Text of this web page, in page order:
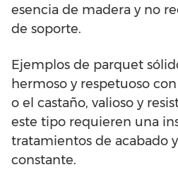
esencia de madera y no
de soporte.
Ejemplos de parquet
hermoso y respetuoso
o el castaño, valioso y
este tipo requieren una
tratamientos de acabado
constante.